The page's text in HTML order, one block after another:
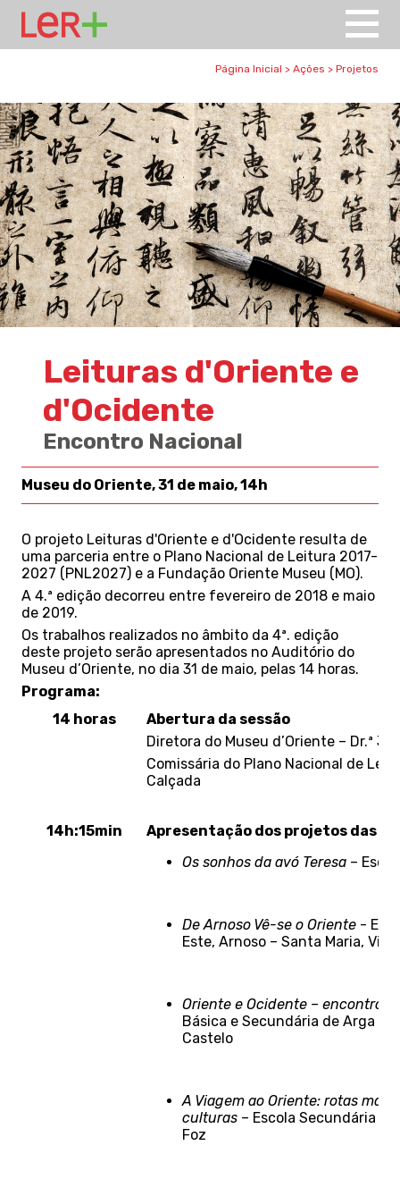
Página Inicial > Ações > Projetos
Leituras d'Oriente e
d'Ocidente
Encontro Nacional
Museu do Oriente, 31 de maio, 14h
O projeto Leituras d'Oriente e d'Ocidente resulta de
uma parceria entre o Plano Nacional de Leitura 2017-
2027 (PNL2027) e a Fundação Oriente Museu (MO).
A 4.ª edição decorreu entre fevereiro de 2018 e maio
de 2019.
Os trabalhos realizados no âmbito da 4ª. edição
deste projeto serão apresentados no Auditório do
Museu d’Oriente, no dia 31 de maio, pelas 14 horas.
Programa:
14 horas
Abertura da sessão
Diretora do Museu d’Oriente – Dr.ª
Comissária do Plano Nacional de
Calçada
14h:15min
Apresentação dos projetos das
Os sonhos da avó Teresa –
De Arnoso Vê-se o Oriente -
Este, Arnoso – Santa Maria, Vila
Oriente e Ocidente – encontros
Básica e Secundária de Arga e
Castelo
A Viagem ao Oriente: rotas
culturas – Escola Secundária
Foz
UK Lancs